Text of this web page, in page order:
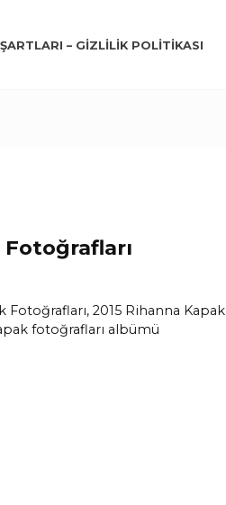
– GIZLILIK POLITIKASI
2015 Rihanna Kapak
fotoğrafları albümü